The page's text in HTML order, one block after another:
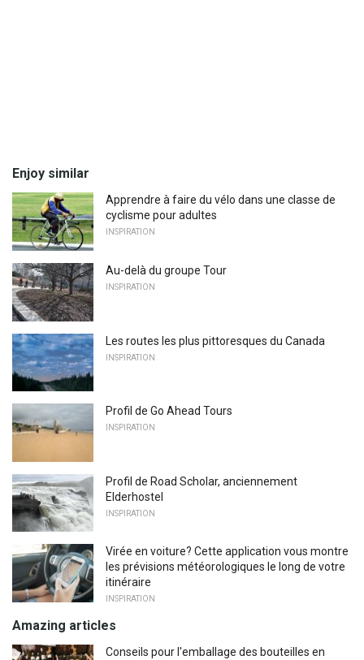
Enjoy similar
Apprendre à faire du vélo dans une classe de
cyclisme pour adultes
INSPIRATION
Au-delà du groupe Tour
INSPIRATION
Les routes les plus pittoresques du Canada
INSPIRATION
Profil de Go Ahead Tours
INSPIRATION
Profil de Road Scholar, anciennement
Elderhostel
INSPIRATION
Virée en voiture? Cette application vous montre
les prévisions météorologiques le long de votre
itinéraire
INSPIRATION
Amazing articles
Conseils pour l'emballage des bouteilles en